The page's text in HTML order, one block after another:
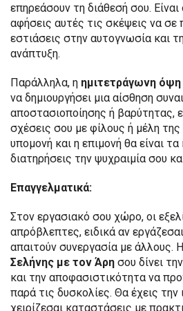
επηρεάσουν τη διάθεσή σου.
αφήσεις αυτές τις σκέψεις να
εστιάσεις στην αυτογνωσία και
ανάπτυξη.
Παράλληλα, η ημιτετράγωνη όψη
να δημιουργήσει μια αίσθηση
αποστασιοποίησης ή βαρύτητας,
σχέσεις σου με φίλους ή μέλη της
υπομονή και η επιμονή θα είναι τα
διατηρήσεις την ψυχραιμία σου
Επαγγελματικά:
Στον εργασιακό σου χώρο, οι
απρόβλεπτες, ειδικά αν
απαιτούν συνεργασία με άλλους. Η
Σελήνης με τον Άρη σου δίνει
και την αποφασιστικότητα να
παρά τις δυσκολίες. Θα έχεις την
χειρίζεσαι καταστάσεις με